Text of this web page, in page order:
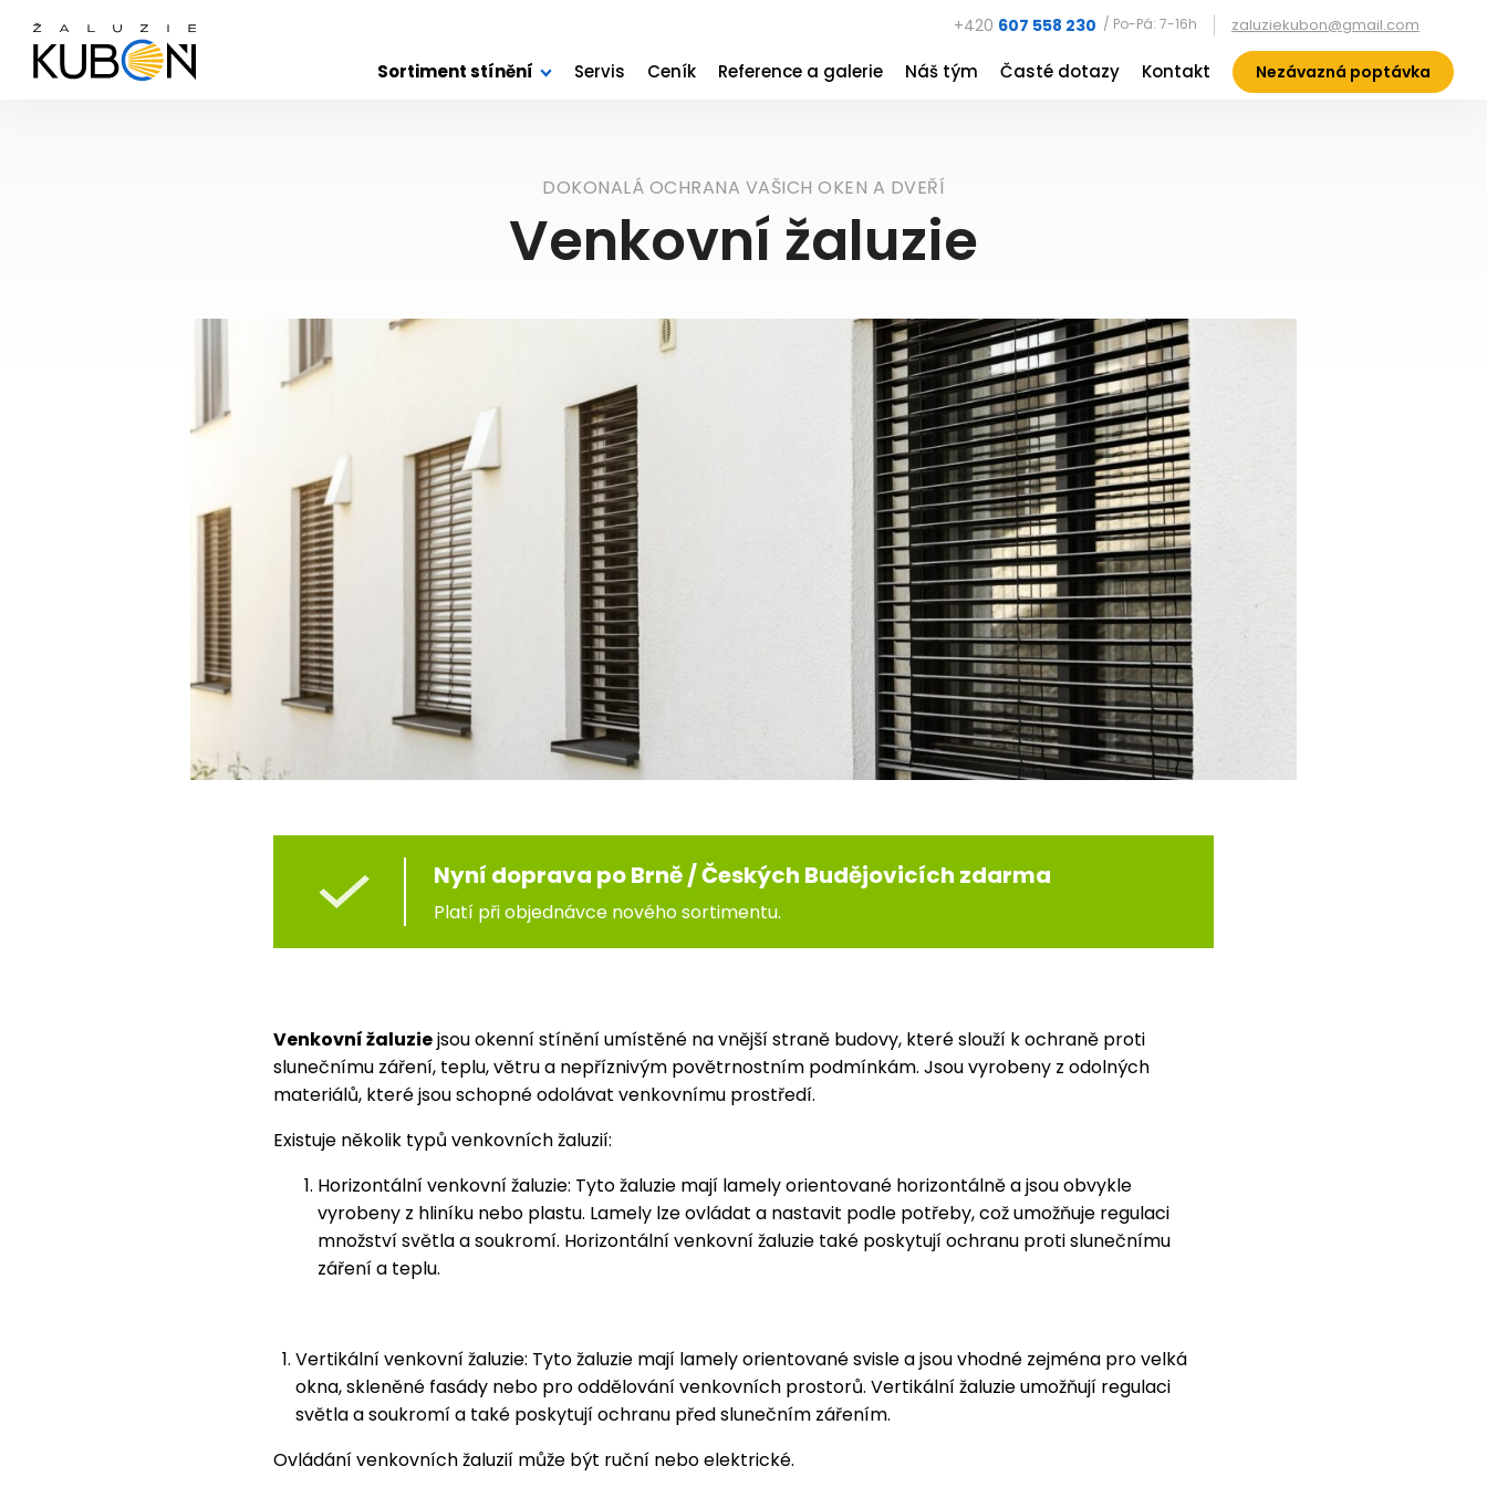
+420 607 558 230 / Po-Pá: 7-16h zaluziekubon@gmail.com
Sortiment stínění Servis Ceník Reference a galerie Náš tým Časté dotazy Kontakt Nezávazná poptávka
DOKONALÁ OCHRANA VAŠICH OKEN A DVEŘÍ
Venkovní žaluzie
Nyní doprava po Brně / Českých Budějovicích zdarma
Platí při objednávce nového sortimentu.
Venkovní žaluziejsou okenní stínění umístěné na vnější straně budovy, které slouží k ochraně proti
slunečnímu záření, teplu, větru a nepříznivým povětrnostním podmínkám. Jsou vyrobeny z odolných
materiálů, které jsou schopné odolávat venkovnímu prostředí.
Existuje několik typů venkovních žaluzií:
Horizontální venkovní žaluzie: Tyto žaluzie mají lamely orientované horizontálně a jsou obvykle
vyrobeny z hliníku nebo plastu. Lamely lze ovládat a nastavit podle potřeby, což umožňuje regulaci
množství světla a soukromí. Horizontální venkovní žaluzie také poskytují ochranu proti slunečnímu
záření a teplu.
Vertikální venkovní žaluzie: Tyto žaluzie mají lamely orientované svisle a jsou vhodné zejména pro velká
okna, skleněné fasády nebo pro oddělování venkovních prostorů. Vertikální žaluzie umožňují regulaci
světla a soukromí a také poskytují ochranu před slunečním zářením.
Ovládání venkovních žaluzií může být ruční nebo elektrické.